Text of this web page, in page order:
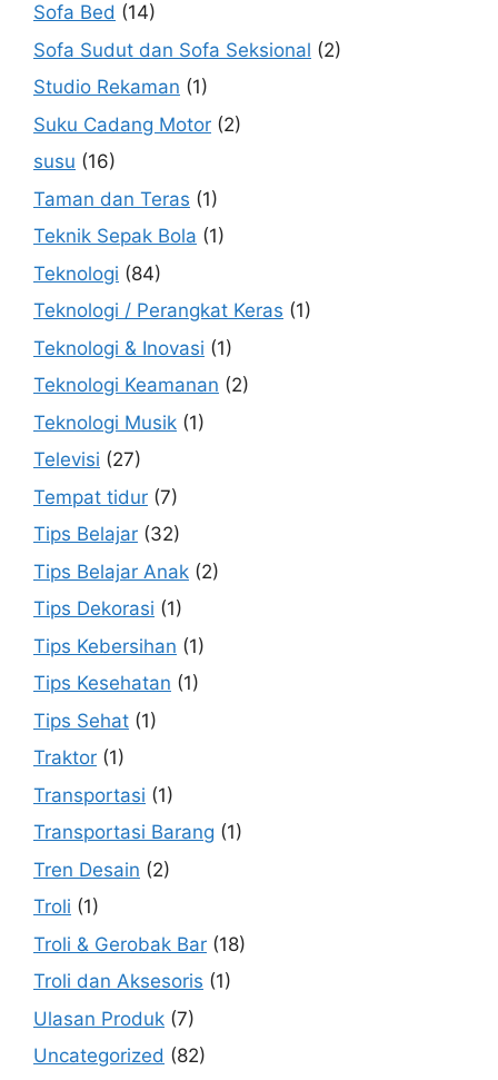
Sofa Bed (14)
Sofa Sudut dan Sofa Seksional (2)
Studio Rekaman (1)
Suku Cadang Motor (2)
susu (16)
Taman dan Teras (1)
Teknik Sepak Bola (1)
Teknologi (84)
Teknologi / Perangkat Keras (1)
Teknologi & Inovasi (1)
Teknologi Keamanan (2)
Teknologi Musik (1)
Televisi (27)
Tempat tidur (7)
Tips Belajar (32)
Tips Belajar Anak (2)
Tips Dekorasi (1)
Tips Kebersihan (1)
Tips Kesehatan (1)
Tips Sehat (1)
Traktor (1)
Transportasi (1)
Transportasi Barang (1)
Tren Desain (2)
Troli (1)
Troli & Gerobak Bar (18)
Troli dan Aksesoris (1)
Ulasan Produk (7)
Uncategorized (82)